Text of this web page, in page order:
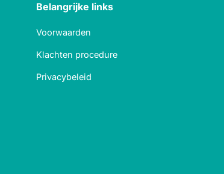
Belangrijke links
Voorwaarden
Klachten procedure
Privacybeleid